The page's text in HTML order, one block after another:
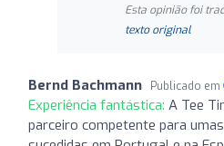
Esta opinião foi
texto original
Bernd Bachmann Publicado em
Experiência fantástica: A Tee
parceiro competente para